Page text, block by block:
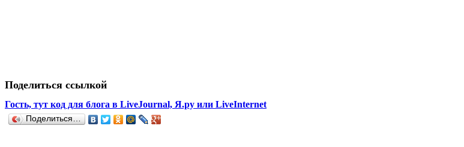
Поделиться ссылкой
Гость, тут код для блога в LiveJournal, Я.ру или LiveInternet
Поделиться…